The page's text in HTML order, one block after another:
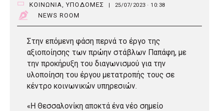
ΚΟΙΝΩΝΙΑ ,ΥΠΟΔΟΜΕΣ | 25/07/2023 · 10:38
NEWS ROOM
Στην επόμενη φάση περνά το έργο της
αξιοποίησης των πρώην στάβλων Παπάφη, με
την προκήρυξη του διαγωνισμού για την
υλοποίηση του έργου μετατροπής τους σε
κέντρο κοινωνικών υπηρεσιών.
«Η Θεσσαλονίκη αποκτά ένα νέο σημείο